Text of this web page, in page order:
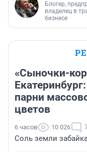
Блогер,
владелец в
бизнесе
«Сыночки-
парни
цветов
6 часов 10 026
Соль земли